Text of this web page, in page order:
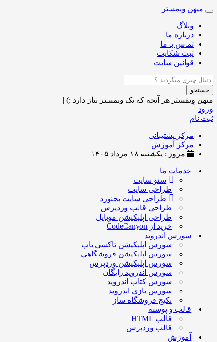
Toggle
navigation
میهن وبمستر
وبلاگ
درباره ما
تماس با ما
ثبت شکایت
قوانین سایت
جستجو
میهن وِبمَستر هر آنچه که یک وبمستر نیاز دارد :) |
ورود
ثبت نام
مرکز پشتیبانی
مرکز آموزش
امروز : یکشنبه ۱۸ مرداد ۱۴۰۵
خدمات ما
سئو سایت
طراحی سایت
طراحی سایت بجنورد
طراحی قالب وردپرس
طراحی اپلیکیشن موبایل
خرید از CodeCanyon
سورس اندروید
سورس اپلیکیشن تاکسی یاب
سورس اپلیکیشن فروشگاهی
سورس اپلیکیشن وردپرس
سورس اندروید رایگان
سورس کتاب اندروید
سورس بازی اندروید
پکیج فروشگاه ساز
قالب و پوسته
قالب HTML
قالب وردپرس
آموزش